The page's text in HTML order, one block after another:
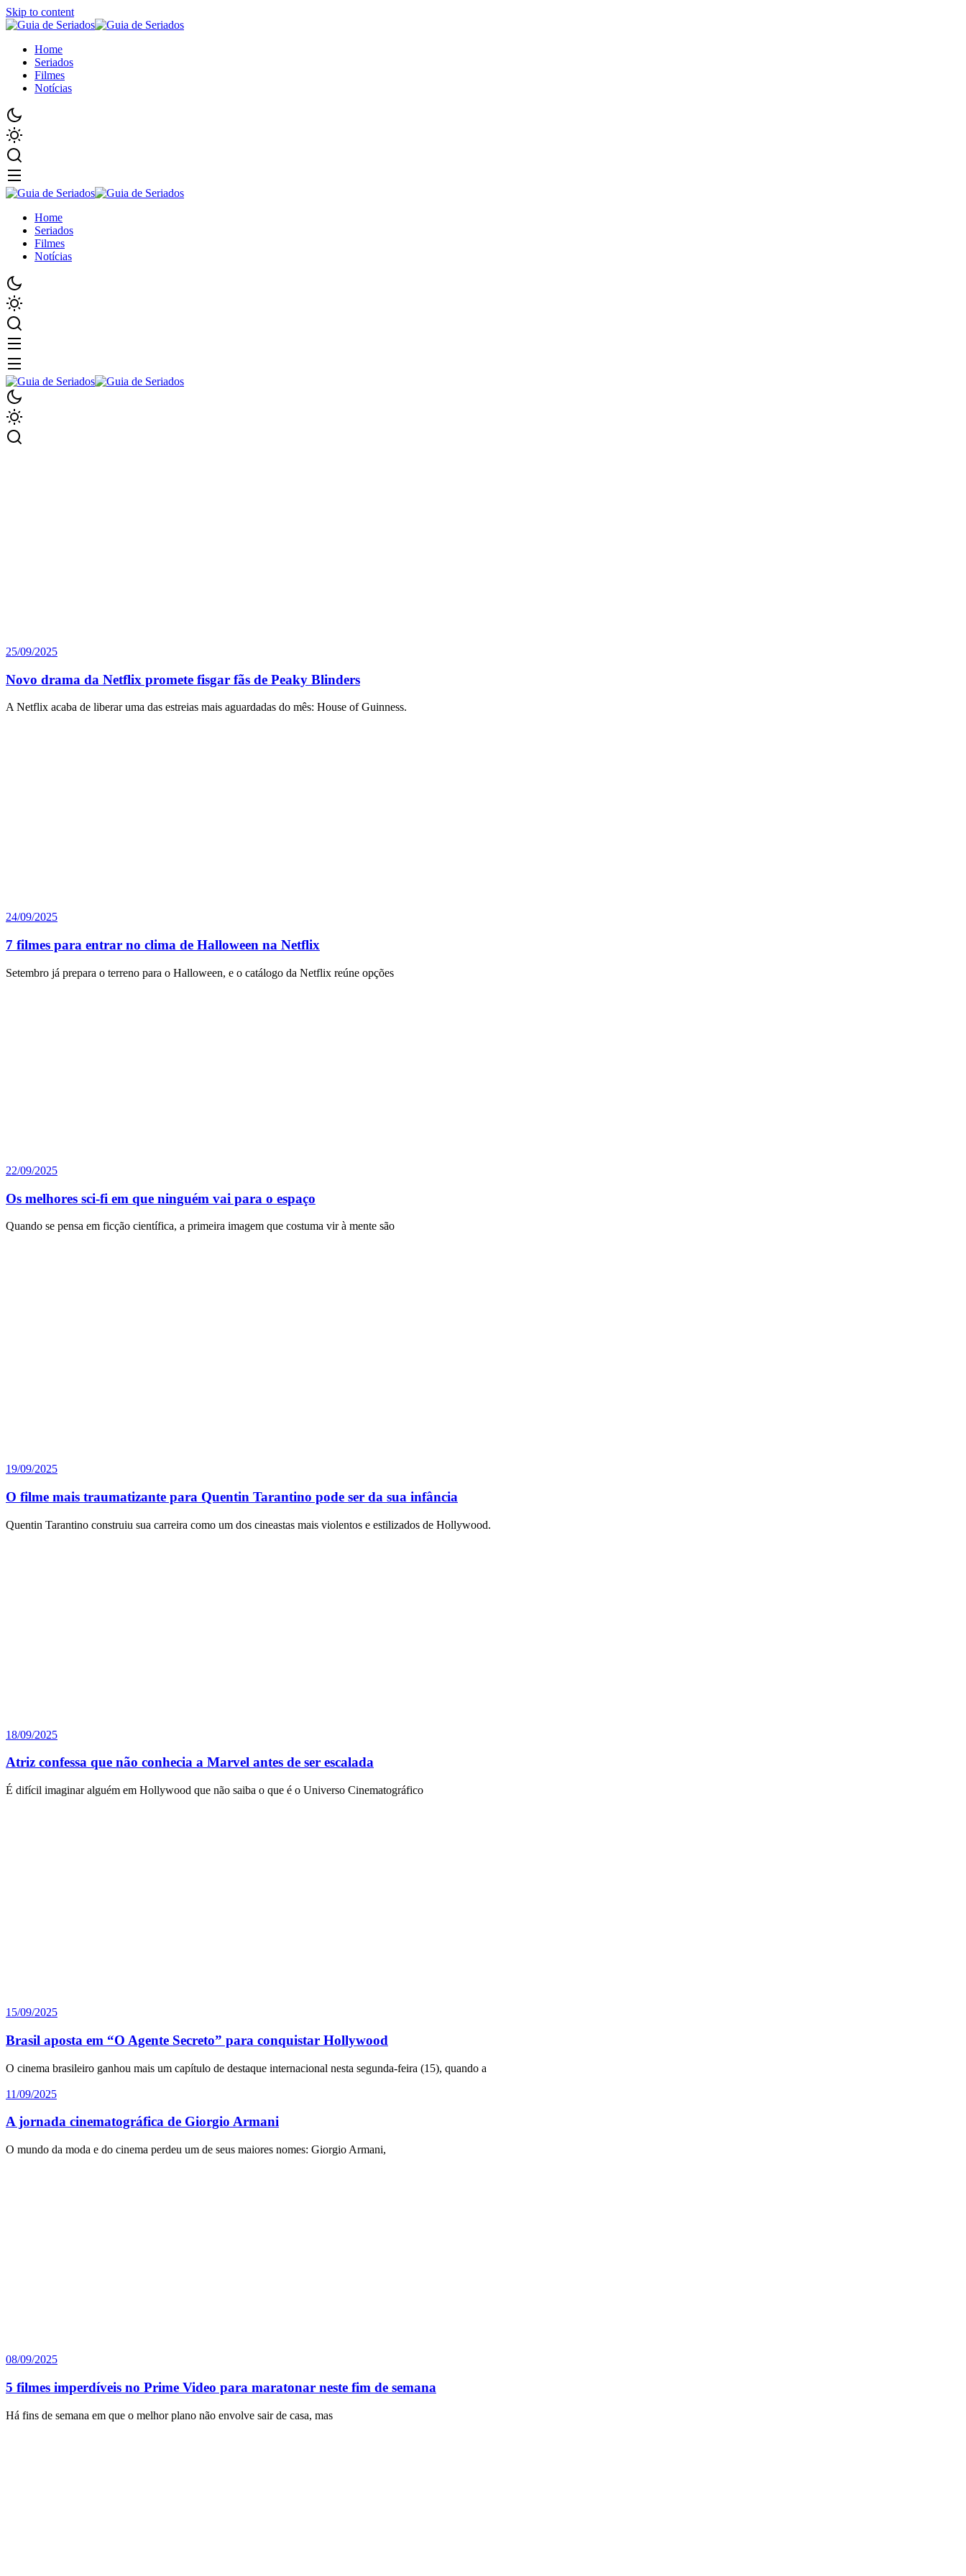
Skip to content
Home
Seriados
Filmes
Notícias
Home
Seriados
Filmes
Notícias
25/09/2025
Novo drama da Netflix promete fisgar fãs de Peaky Blinders
A Netflix acaba de liberar uma das estreias mais aguardadas do mês: House of Guinness.
24/09/2025
7 filmes para entrar no clima de Halloween na Netflix
Setembro já prepara o terreno para o Halloween, e o catálogo da Netflix reúne opções
22/09/2025
Os melhores sci-fi em que ninguém vai para o espaço
Quando se pensa em ficção científica, a primeira imagem que costuma vir à mente são
19/09/2025
O filme mais traumatizante para Quentin Tarantino pode ser da sua infância
Quentin Tarantino construiu sua carreira como um dos cineastas mais violentos e estilizados de Hollywood.
18/09/2025
Atriz confessa que não conhecia a Marvel antes de ser escalada
É difícil imaginar alguém em Hollywood que não saiba o que é o Universo Cinematográfico
15/09/2025
Brasil aposta em “O Agente Secreto” para conquistar Hollywood
O cinema brasileiro ganhou mais um capítulo de destaque internacional nesta segunda-feira (15), quando a
11/09/2025
A jornada cinematográfica de Giorgio Armani
O mundo da moda e do cinema perdeu um de seus maiores nomes: Giorgio Armani,
08/09/2025
5 filmes imperdíveis no Prime Video para maratonar neste fim de semana
Há fins de semana em que o melhor plano não envolve sair de casa, mas